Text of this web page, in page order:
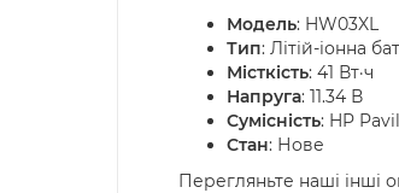
Модель: HW03XL
Тип: Літій-іонна
Місткість: 41 Вт·ч
Напруга: 11.34 В
Сумісність: HP
Стан: Нове
Перегляньте наші інші